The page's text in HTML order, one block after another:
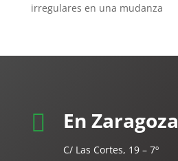
irregulares en una mudanza
 En Zaragoza
C/ Las Cortes, 19 – 7º